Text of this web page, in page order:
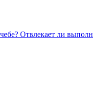
Отвлекает ли